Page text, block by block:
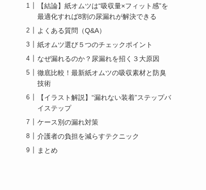
【結論】紙オムツは“吸収量×フィット感”を
最適化すれば8割の尿漏れが解決できる
よくある質問（Q&A）
紙オムツ選び５つのチェックポイント
なぜ漏れるのか？尿漏れを招く３大原因
徹底比較！最新紙オムツの吸収素材と防臭
技術
【イラスト解説】“漏れない装着”ステップバ
イステップ
ケース別の漏れ対策
介護者の負担を減らすテクニック
まとめ